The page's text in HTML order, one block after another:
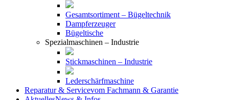
Gesamtsortiment – Bügeltechnik
Dampferzeuger
Bügeltische
Spezialmaschinen – Industrie
Stickmaschinen – Industrie
Lederschärfmaschine
Reparatur & Servicevom Fachmann & Garantie